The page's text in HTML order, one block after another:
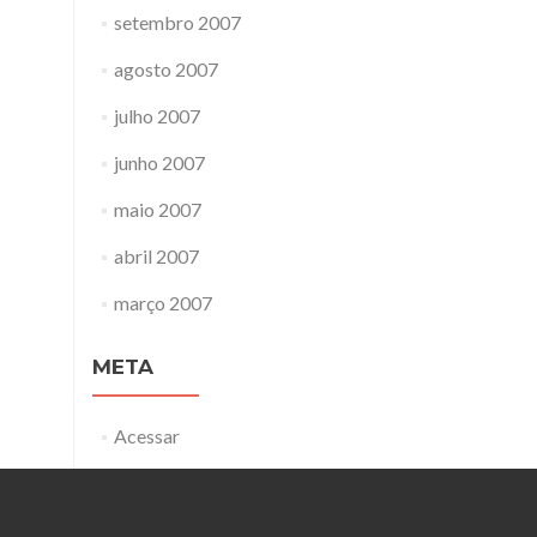
setembro 2007
agosto 2007
julho 2007
junho 2007
maio 2007
abril 2007
março 2007
META
Acessar